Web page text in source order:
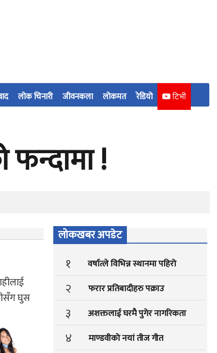
लोक चिनारी जीवनकला लोकमत रेडियो टिभी
फन्दामा !
घुस
लोकखबर अपडेट
१ वर्षात्ले विभिन्न स्थानमा पहिरो
२ फरार प्रतिबादीहरु पक्राउ
३ अशक्तलाई घरमै पुगेर नागरिकता
४ माण्डवीको नयां तीज गीत